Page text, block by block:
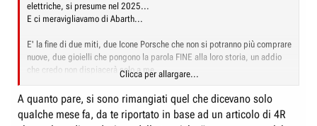
elettriche, si presume nel 2025...
E ci meravigliavamo di Abarth...
E' la fine di due miti, due Icone Porsche che non si potranno più comprare
nuove, due gioielli che pongono la parola FINE alla loro storia, un addio
che credo non dispiacerà solo a me.
Ok, resteranno le GT4, ma costano un occhio, sono solo per nababbi.
Porsche, chiusi gli ordini di 718 Boxster e Cayman - Quattroruote.it
Clicca per allargare...
A quanto pare, si sono rimangiati quel che dicevano solo
qualche mese fa, da te riportato in base ad un articolo di 4R